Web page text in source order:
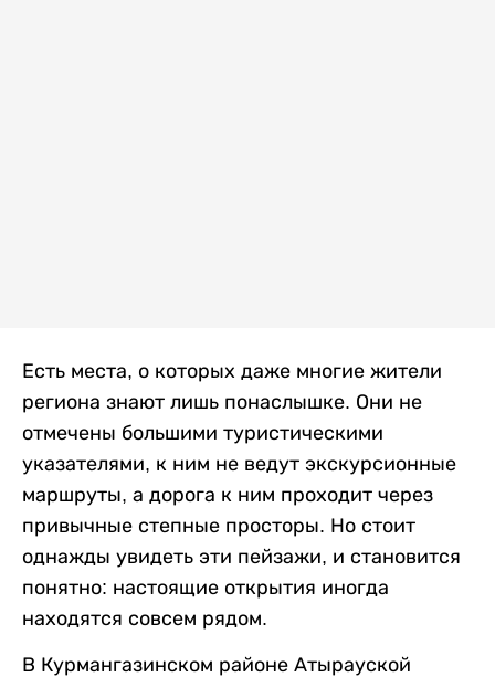
Есть места, о которых даже многие жители
региона знают лишь понаслышке. Они не
отмечены большими туристическими
указателями, к ним не ведут экскурсионные
маршруты, а дорога к ним проходит через
привычные степные просторы. Но стоит
однажды увидеть эти пейзажи, и становится
понятно: настоящие открытия иногда
находятся совсем рядом.
В Курмангазинском районе Атырауской